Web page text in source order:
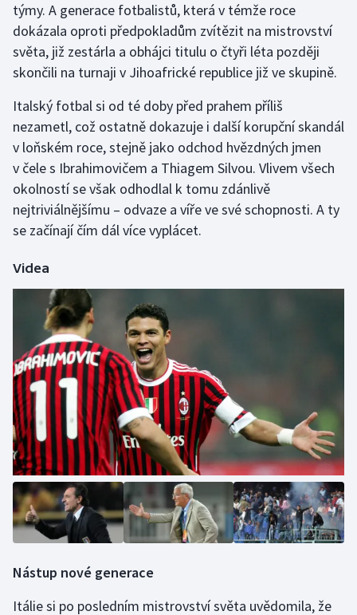
Parasport
Plavání
Plážový volejbal
Ragby
Rychlobruslení
Rychlostní kanoistika
Sportovní střelba
Stolní tenis
Triatlon
Veslování
Vodní slalom
Volejbal
Ostatní
týmy. A generace fotbalistů, která v témže roce
dokázala oproti předpokladům zvítězit na mistrovství
světa, již zestárla a obhájci titulu o čtyři léta později
skončili na turnaji v Jihoafrické republice již ve skupině.
Italský fotbal si od té doby před prahem příliš
nezametl, což ostatně dokazuje i další korupční skandál
v loňském roce, stejně jako odchod hvězdných jmen
v čele s Ibrahimovičem a Thiagem Silvou. Vlivem všech
okolností se však odhodlal k tomu zdánlivě
nejtriviálnějšímu – odvaze a víře ve své schopnosti. A ty
se začínají čím dál více vyplácet.
Videa
Nástup nové generace
Itálie si po posledním mistrovství světa uvědomila, že